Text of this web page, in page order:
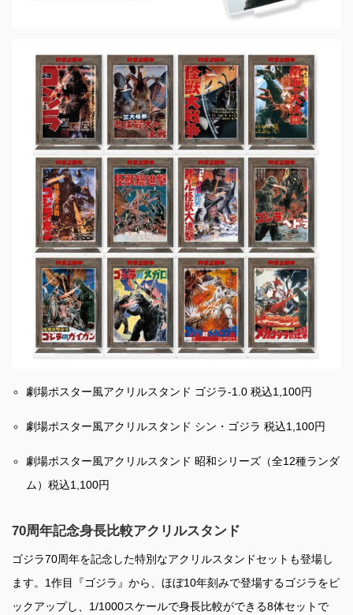
劇場ポスター風アクリルスタンド ゴジラ-1.0 税込1,100円
劇場ポスター風アクリルスタンド シン・ゴジラ 税込1,100円
劇場ポスター風アクリルスタンド 昭和シリーズ（全12種ランダ
ム）税込1,100円
70周年記念身長比較アクリルスタンド
ゴジラ70周年を記念した特別なアクリルスタンドセットも登場し
ます。1作目『ゴジラ』から、ほぼ10年刻みで登場するゴジラをピ
ックアップし、1/1000スケールで身長比較ができる8体セットで